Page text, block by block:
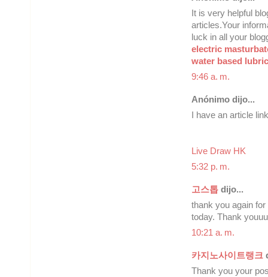
It is very helpful
articles.Your
luck in all your
electric
water based
9:46 a. m.
Anónimo dijo...
I have an article
Live Draw HK
5:32 p. m.
고스톱 dijo...
thank you again
today. Thank
10:21 a. m.
카지노사이트랭크
Thank you your